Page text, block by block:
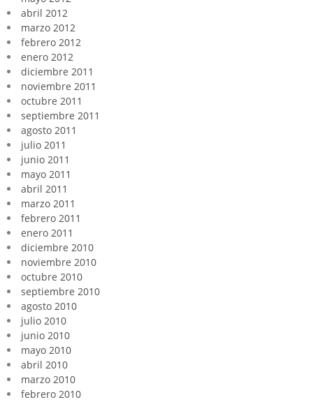
abril 2012
marzo 2012
febrero 2012
enero 2012
diciembre 2011
noviembre 2011
octubre 2011
septiembre 2011
agosto 2011
julio 2011
junio 2011
mayo 2011
abril 2011
marzo 2011
febrero 2011
enero 2011
diciembre 2010
noviembre 2010
octubre 2010
septiembre 2010
agosto 2010
julio 2010
junio 2010
mayo 2010
abril 2010
marzo 2010
febrero 2010